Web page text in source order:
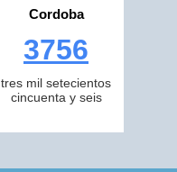
Cordoba
3756
tres mil setecientos
cincuenta y seis